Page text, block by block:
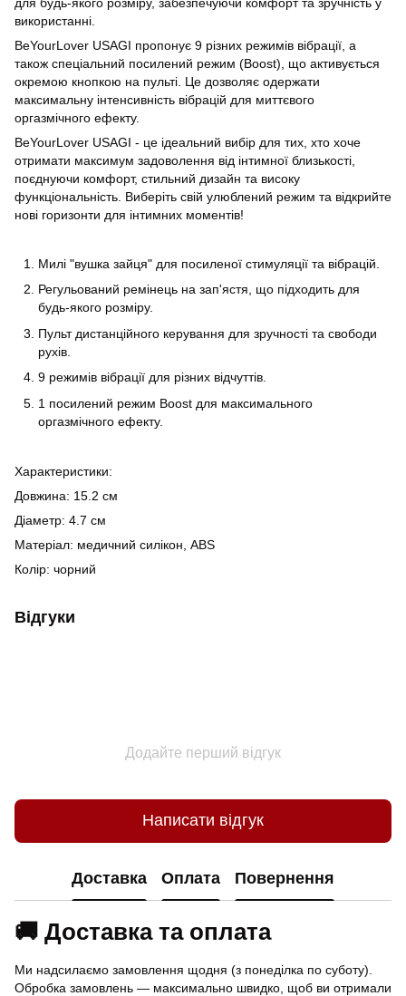
використанні.
BeYourLover USAGI пропонує 9 різних режимів вібрації, а
також спеціальний посилений режим (Boost), що активується
окремою кнопкою на пульті. Це дозволяє одержати
максимальну інтенсивність вібрацій для миттєвого
оргазмічного ефекту.
BeYourLover USAGI - це ідеальний вибір для тих, хто хоче
отримати максимум задоволення від інтимної близькості,
поєднуючи комфорт, стильний дизайн та високу
функціональність. Виберіть свій улюблений режим та відкрийте
нові горизонти для інтимних моментів!
Милі "вушка зайця" для посиленої стимуляції та вібрацій.
Регульований ремінець на зап'ястя, що підходить для
будь-якого розміру.
Пульт дистанційного керування для зручності та свободи
рухів.
9 режимів вібрації для різних відчуттів.
1 посилений режим Boost для максимального
оргазмічного ефекту.
Характеристики:
Довжина: 15.2 см
Діаметр: 4.7 см
Матеріал: медичний силікон, ABS
Колір: чорний
Відгуки
Додайте перший відгук
Написати відгук
Доставка Оплата Повернення
🚚 Доставка та оплата
Ми надсилаємо замовлення щодня (з понеділка по суботу).
Обробка замовлень — максимально швидко, щоб ви отримали